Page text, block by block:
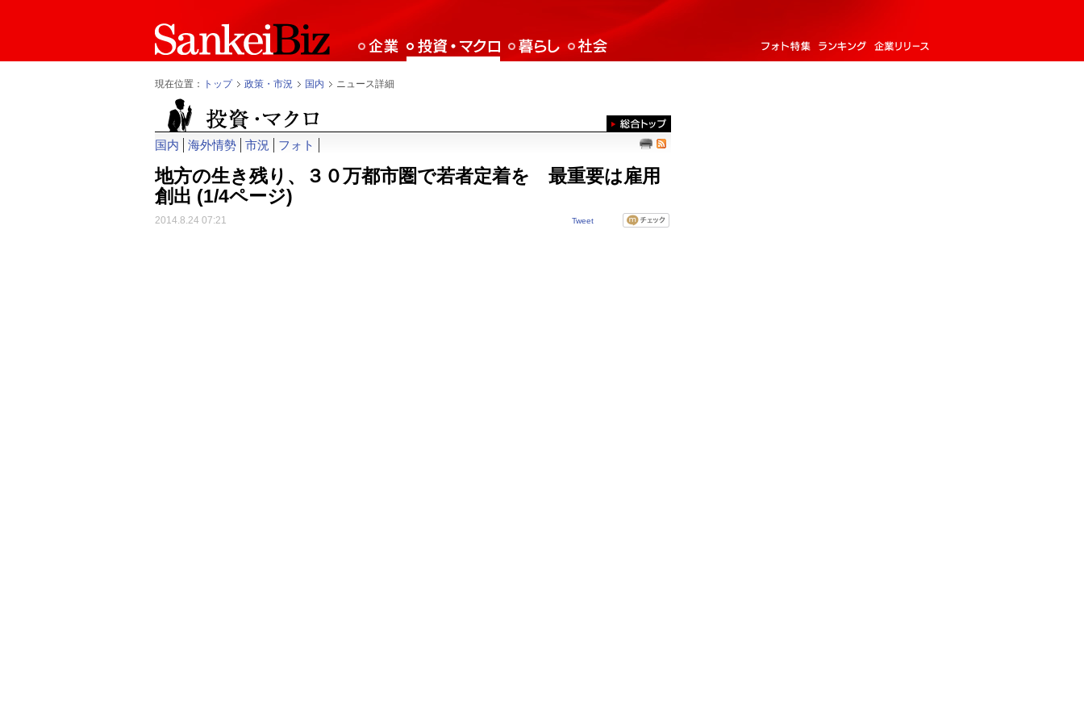
現在位置： トップ 政策・市況 国内 ニュース詳細
国内 海外情勢 市況 フォト
地方の生き残り、３０万都市圏で若者定着を 最重要は雇用
創出 (1/4ページ)
2014.8.24 07:21 Tweet